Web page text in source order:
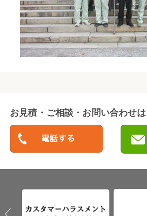
お見積・ご相談・お問い合わせ